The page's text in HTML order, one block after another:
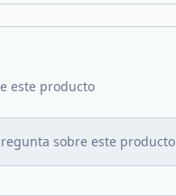
este producto
sobre este